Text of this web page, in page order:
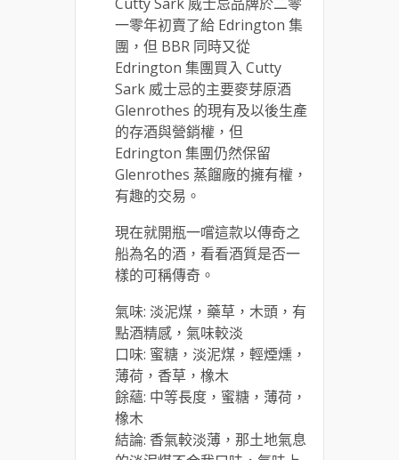
一零年初賣了給 Edrington 集
團，但 BBR 同時又從
Edrington 集團買入 Cutty
Sark 威士忌的主要麥芽原酒
Glenrothes 的現有及以後生產
的存酒與營銷權，但
Edrington 集團仍然保留
Glenrothes 蒸餾廠的擁有權，
有趣的交易。
現在就開瓶一嚐這款以傳奇之
船為名的酒，看看酒質是否一
樣的可稱傳奇。
氣味: 淡泥煤，藥草，木頭，有
點酒精感，氣味較淡
口味: 蜜糖，淡泥煤，輕煙燻，
薄荷，香草，橡木
餘蘊: 中等長度，蜜糖，薄荷，
橡木
結論: 香氣較淡薄，那土地氣息